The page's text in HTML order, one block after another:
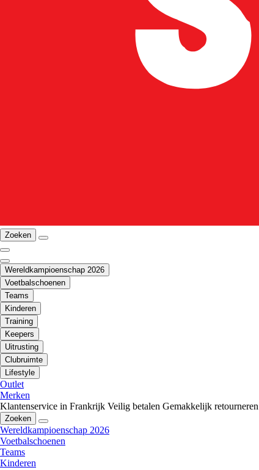
Zoeken
Wereldkampioenschap 2026
Voetbalschoenen
Teams
Kinderen
Training
Keepers
Uitrusting
Clubruimte
Lifestyle
Outlet
Merken
Klantenservice in Frankrijk Veilig betalen Gemakkelijk retourneren
Zoeken
Wereldkampioenschap 2026
Voetbalschoenen
Teams
Kinderen